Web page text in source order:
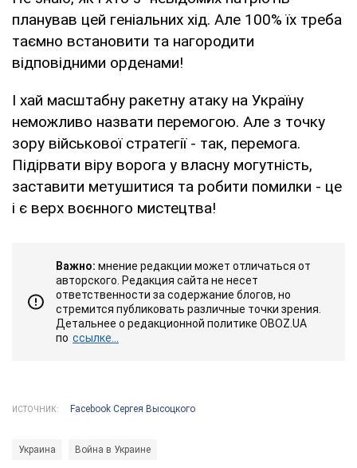
планував цей геніальних хід. Але 100% їх треба
таємно встановити та нагородити
відповідними орденами!
І хай масштабну ракетну атаку на Україну
неможливо назвати перемогою. Але з точку
зору військової стратегії - так, перемога.
Підірвати віру ворога у власну могутність,
заставити метушитися та робити помилки - це
і є верх воєнного мистецтва!
Важно: мнение редакции может отличаться от
авторского. Редакция сайта не несет
ответственности за содержание блогов, но
стремится публиковать различные точки зрения.
Детальнее о редакционной политике OBOZ.UA
по ссылке...
ИСТОЧНИК: Facebook Сергея Высоцкого
Украина Война в Украине